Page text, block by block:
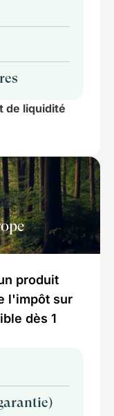
de liquidité
produit
l'impôt sur
dès 1